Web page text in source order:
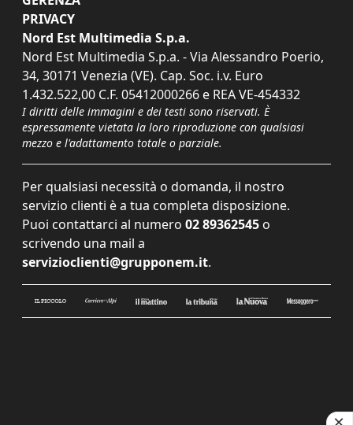
PRIVACY
Nord Est Multimedia S.p.a.
Nord Est Multimedia S.p.a. - Via Alessandro Poerio,
34, 30171 Venezia (VE). Cap. Soc. i.v. Euro
1.432.522,00 C.F. 05412000266 e REA VE-454332
I diritti delle immagini e dei testi sono riservati. È
espressamente vietata la loro riproduzione con qualsiasi
mezzo e l'adattamento totale o parziale.
Per qualsiasi necessità o domanda, il nostro
servizio clienti è a tua completa disposizione.
Puoi contattarci al numero 02 89362545 o
scrivendo una mail a
servizioclienti@grupponem.it.